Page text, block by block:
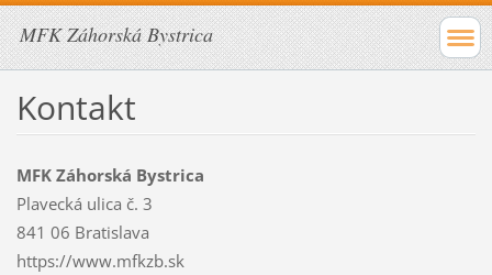
MFK Záhorská Bystrica
Kontakt
MFK Záhorská Bystrica
Plavecká ulica č. 3
841 06 Bratislava
https://www.mfkzb.sk